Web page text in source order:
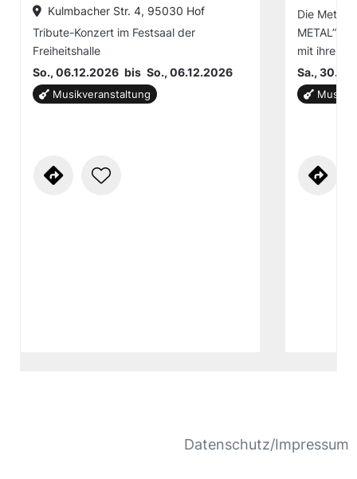
Kulmbacher Str. 4, 95030 Hof
Tribute-Konzert im Festsaal der
Freiheitshalle
So., 06.12.2026 bis So., 06.12.2026
Musikveranstaltung
Die Metal-
METAL”
mit ihrer
Sa.,
Datenschutz/Impressum